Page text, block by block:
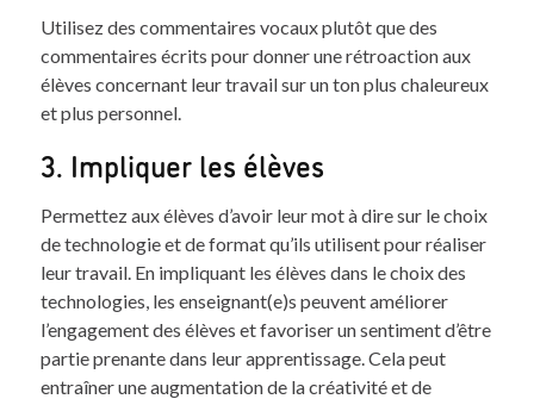
Utilisez des commentaires vocaux plutôt que des
commentaires écrits pour donner une rétroaction aux
élèves concernant leur travail sur un ton plus chaleureux
et plus personnel.
3. Impliquer les élèves
Permettez aux élèves d’avoir leur mot à dire sur le choix
de technologie et de format qu’ils utilisent pour réaliser
leur travail. En impliquant les élèves dans le choix des
technologies, les enseignant(e)s peuvent améliorer
l’engagement des élèves et favoriser un sentiment d’être
partie prenante dans leur apprentissage. Cela peut
entraîner une augmentation de la créativité et de